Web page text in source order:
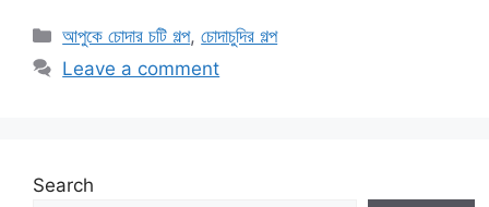
Categories
আপুকে চোদার চটি গল্প,চোদাচুদির গল্প
Leave a comment
Search